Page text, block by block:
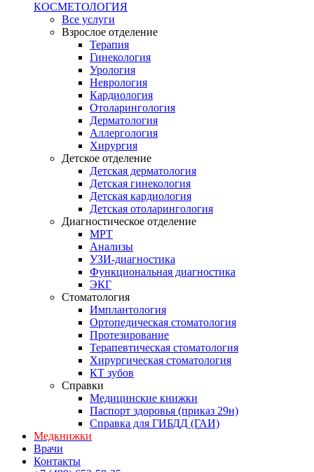
КОСМЕТОЛОГИЯ
Все услуги
Взрослое отделение
Терапия
Гинекология
Урология
Неврология
Кардиология
Отоларингология
Дерматология
Аллергология
Хирургия
Детское отделение
Детская дерматология
Детская гинекология
Детская кардиология
Детская отоларингология
Диагностическое отделение
МРТ
Анализы
УЗИ-диагностика
Функциональная диагностика
ЭКГ
Стоматология
Имплантология
Ортопедическая стоматология
Протезирование
Терапевтическая стоматология
Хирургическая стоматология
КТ зубов
Справки
Медицинские книжки
Паспорт здоровья (приказ 29н)
Справка для ГИБДД (ГАИ)
Медкнижки
Врачи
Контакты